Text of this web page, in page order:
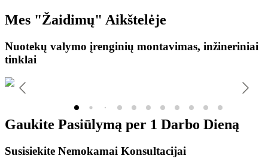
Mes "Žaidimų" Aikštelėje
Nuotekų valymo įrenginių montavimas, inžineriniai
tinklai
Gaukite Pasiūlymą per 1 Darbo Dieną
Susisiekite Nemokamai Konsultacijai